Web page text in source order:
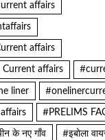
affairs
affairs
affairs
liner
#PRELIMS
के नए गाँव #इबोला